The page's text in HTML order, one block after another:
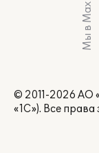
Мы в Max
© 2011-2026 АО
«1С»). Все